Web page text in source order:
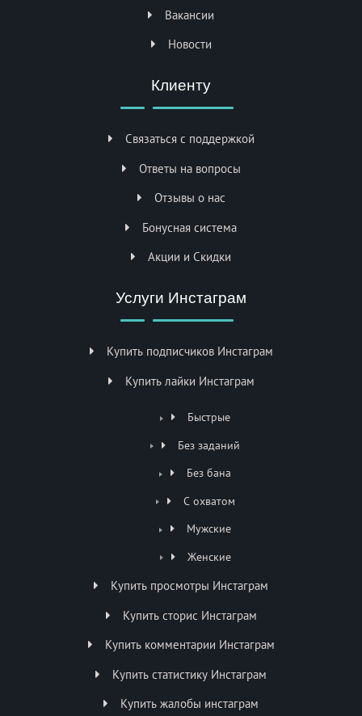
Вакансии
Новости
Клиенту
Связаться с поддержкой
Ответы на вопросы
Отзывы о нас
Бонусная система
Акции и Скидки
Услуги Инстаграм
Купить подписчиков Инстаграм
Купить лайки Инстаграм
Быстрые
Без заданий
Без бана
С охватом
Мужские
Женские
Купить просмотры Инстаграм
Купить сторис Инстаграм
Купить комментарии Инстаграм
Купить статистику Инстаграм
Купить жалобы инстаграм